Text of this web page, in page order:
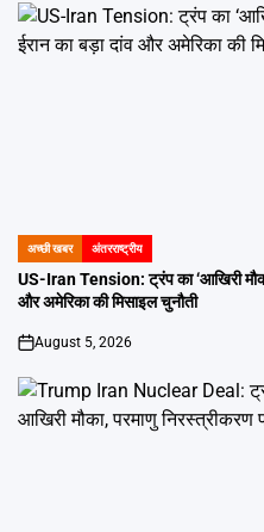
POSTED
IN
अच्छी खबर अंतरराष्ट्रीय
US-Iran Tension: ट्रंप का ‘आखिरी
और अमेरिका की मिसाइल चुनौती
on
August 5, 2026